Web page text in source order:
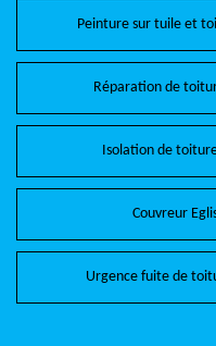
Peinture sur tuile et
Réparation de
Isolation de
Couvreur
Urgence fuite de